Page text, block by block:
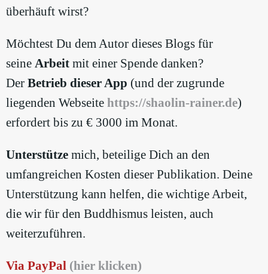
überhäuft wirst?
Möchtest Du dem Autor dieses Blogs für
seine Arbeit mit einer Spende danken?
Der Betrieb dieser App (und der zugrunde
liegenden Webseite https://shaolin-rainer.de)
erfordert bis zu € 3000 im Monat.
Unterstütze mich, beteilige Dich an den
umfangreichen Kosten dieser Publikation. Deine
Unterstützung kann helfen, die wichtige Arbeit,
die wir für den Buddhismus leisten, auch
weiterzuführen.
Via PayPal (hier klicken)